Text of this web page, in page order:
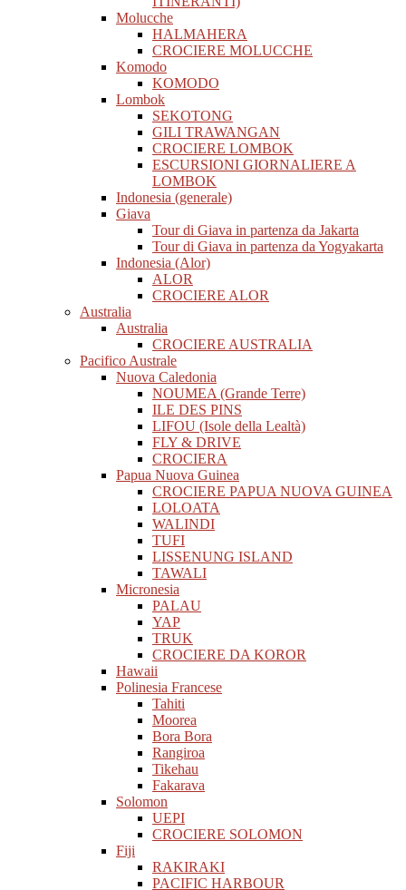
Molucche
HALMAHERA
CROCIERE MOLUCCHE
Komodo
KOMODO
Lombok
SEKOTONG
GILI TRAWANGAN
CROCIERE LOMBOK
ESCURSIONI GIORNALIERE A
LOMBOK
Indonesia (generale)
Giava
Tour di Giava in partenza da Jakarta
Tour di Giava in partenza da Yogyakarta
Indonesia (Alor)
ALOR
CROCIERE ALOR
Australia
Australia
CROCIERE AUSTRALIA
Pacifico Australe
Nuova Caledonia
NOUMEA (Grande Terre)
ILE DES PINS
LIFOU (Isole della Lealtà)
FLY & DRIVE
CROCIERA
Papua Nuova Guinea
CROCIERE PAPUA NUOVA GUINEA
LOLOATA
WALINDI
TUFI
LISSENUNG ISLAND
TAWALI
Micronesia
PALAU
YAP
TRUK
CROCIERE DA KOROR
Hawaii
Polinesia Francese
Tahiti
Moorea
Bora Bora
Rangiroa
Tikehau
Fakarava
Solomon
UEPI
CROCIERE SOLOMON
Fiji
RAKIRAKI
PACIFIC HARBOUR